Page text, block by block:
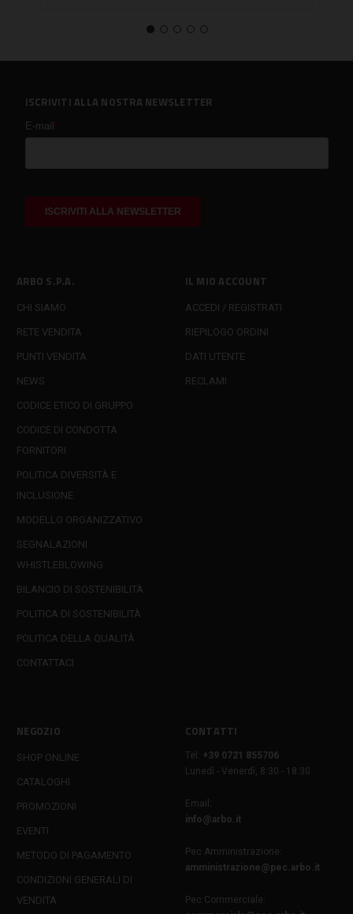
ARBO S.P.A.
CHI SIAMO
RETE VENDITA
PUNTI VENDITA
NEWS
CODICE ETICO DI GRUPPO
CODICE DI CONDOTTA
FORNITORI
POLITICA DIVERSITÀ E
INCLUSIONE
MODELLO ORGANIZZATIVO
SEGNALAZIONI
WHISTLEBLOWING
BILANCIO DI SOSTENIBILITÀ
POLITICA DI SOSTENIBILITÀ
POLITICA DELLA QUALITÀ
CONTATTACI
IL MIO ACCOUNT
ACCEDI / REGISTRATI
RIEPILOGO ORDINI
DATI UTENTE
RECLAMI
NEGOZIO
SHOP ONLINE
CATALOGHI
PROMOZIONI
EVENTI
METODO DI PAGAMENTO
CONDIZIONI GENERALI DI
VENDITA
CONTATTI
Tel:
+39 0721 855706
Lunedì - Venerdì, 8:30 - 18:30
Email:
info@arbo.it
Pec Amministrazione:
amministrazione@pec.arbo.it
Pec Commerciale:
ISCRIVITI ALLA NOSTRA NEWSLETTER